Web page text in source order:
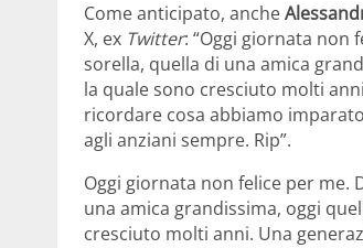
Come anticipato, anche
X, ex Twitter: “Oggi giornata non
sorella, quella di una amica
la quale sono cresciuto molti
ricordare cosa abbiamo
agli anziani sempre. Rip”.
Oggi giornata non felice per me.
una amica grandissima, oggi
cresciuto molti anni. Una